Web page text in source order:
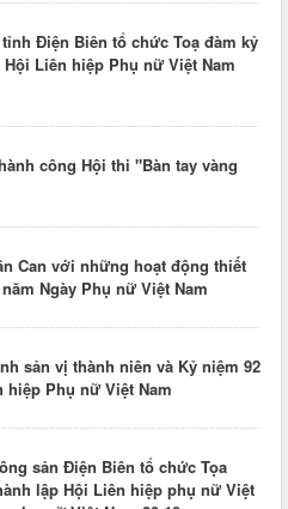
Điện Biên tổ chức Toạ đàm kỷ
Liên hiệp Phụ nữ Việt Nam
công Hội thi "Bàn tay vàng
Can với những hoạt động thiết
Ngày Phụ nữ Việt Nam
sản vị thành niên và Kỷ niệm 92
hiệp Phụ nữ Việt Nam
sản Điện Biên tổ chức Tọa
lập Hội Liên hiệp phụ nữ Việt